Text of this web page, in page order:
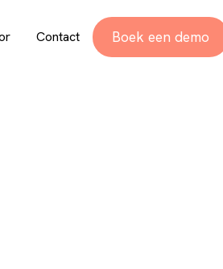
Contact Boek een demo